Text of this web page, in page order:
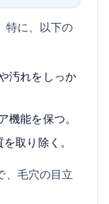
特に、以下の
汚れをしっか
能を保つ。
取り除く。
、毛穴の目立